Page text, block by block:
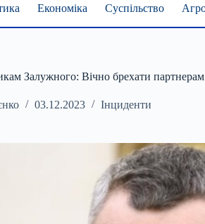
Економіка Суспільство
Залужного: Вічно брехати
03.12.2023 Інциденти